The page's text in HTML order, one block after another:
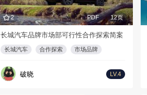
2 PDF 12页
长城汽车品牌市场部可行性合作探索简案
长城汽车 合作探索 市场品牌
破晓 LV.4